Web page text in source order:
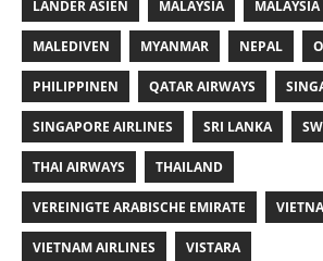
LÄNDER ASIEN MALAYSIA MALAYSIA
MALEDIVEN MYANMAR NEPAL
PHILIPPINEN QATAR AIRWAYS
SINGAPORE AIRLINES SRI LANKA
THAI AIRWAYS THAILAND
VEREINIGTE ARABISCHE EMIRATE
VIETNAM AIRLINES VISTARA